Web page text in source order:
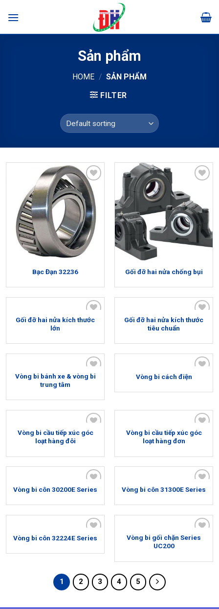
Sản phẩm
HOME / SẢN PHẨM
FILTER
Add to
wishlist
Bạc Đạn 32236
wishlist
Gối đỡ hai nửa chống bụi
Add to
Gối đỡ hai nửa kích thước
lớn
Add to
Gối đỡ hai nửa kích thước
tiêu chuẩn
Add to
Vòng bi bánh xe & vòng bi
trung tâm
Add to
Vòng bi cách điện
Add to
Vòng bi cầu tiếp xúc góc
loạt hàng đôi
Add to
Vòng bi cầu tiếp xúc góc
loạt hàng đơn
Add to
Vòng bi côn 30200E Series
Add to
Vòng bi côn 31300E Series
Add to
Vòng bi côn 32224E Series
Add to
Vòng bi gối chặn Series
UC200
1 2 3 4 5